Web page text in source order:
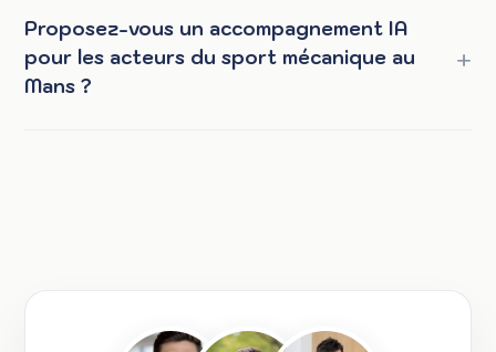
Proposez-vous un accompagnement IA
pour les acteurs du sport mécanique au
Mans ?